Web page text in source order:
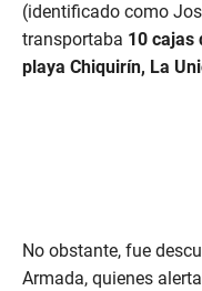
(identificado como
transportaba 10 cajas
playa Chiquirín, La
No obstante, fue
Armada, quienes